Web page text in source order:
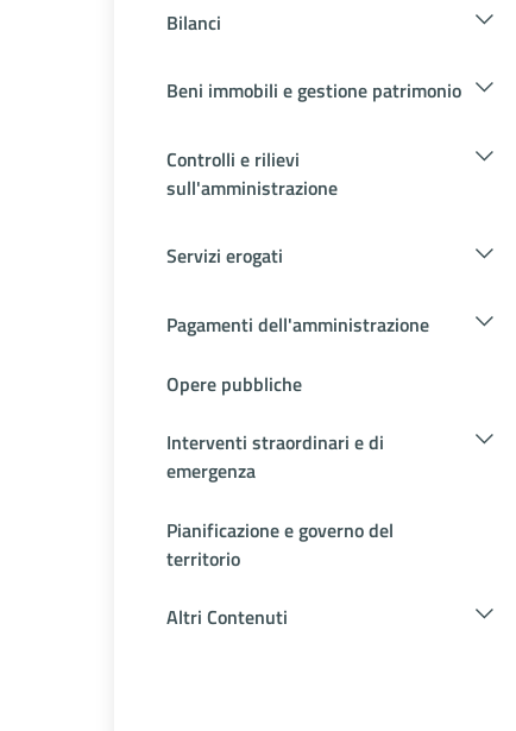
Bilanci
Beni immobili e gestione patrimonio
Controlli e rilievi
sull'amministrazione
Servizi erogati
Pagamenti dell'amministrazione
Opere pubbliche
Interventi straordinari e di
emergenza
Pianificazione e governo del
territorio
Altri Contenuti